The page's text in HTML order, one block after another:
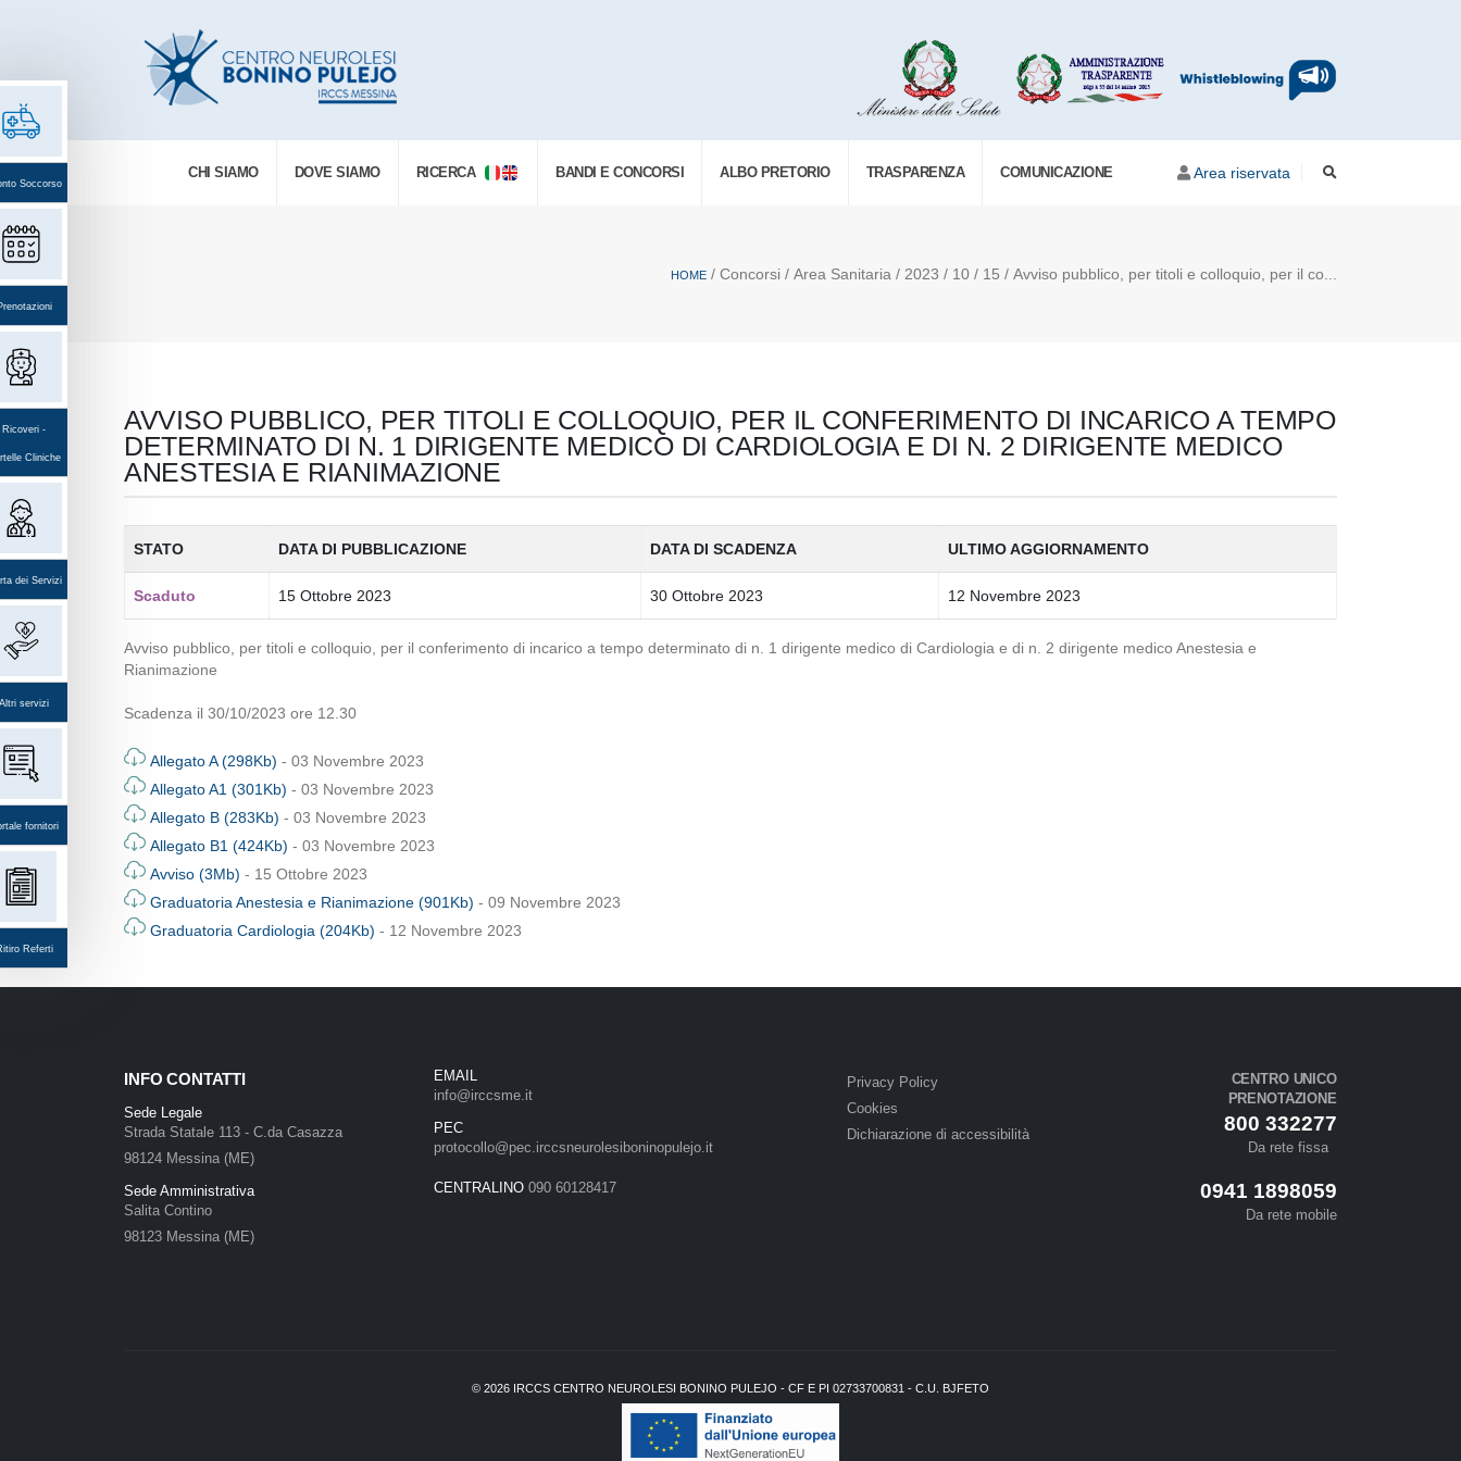
CHI SIAMO DOVE SIAMO RICERCA BANDI E CONCORSI ALBO PRETORIO TRASPARENZA COMUNICAZIONE Area riservata
Soccorso
Ricoveri -
Cliniche
dei Servizi
Altri servizi
fornitori
Referti
HOME / Concorsi / Area Sanitaria / 2023 / 10 / 15 / Avviso pubblico, per titoli e colloquio, per il co...
AVVISO PUBBLICO, PER TITOLI E COLLOQUIO, PER IL CONFERIMENTO DI INCARICO A TEMPO
DETERMINATO DI N. 1 DIRIGENTE MEDICO DI CARDIOLOGIA E DI N. 2 DIRIGENTE MEDICO
ANESTESIA E RIANIMAZIONE
STATO DATA DI PUBBLICAZIONE DATA DI SCADENZA ULTIMO AGGIORNAMENTO
Scaduto 15 Ottobre 2023 30 Ottobre 2023 12 Novembre 2023
Avviso pubblico, per titoli e colloquio, per il conferimento di incarico a tempo determinato di n. 1 dirigente medico di Cardiologia e di n. 2 dirigente medico Anestesia e
Rianimazione
Scadenza il 30/10/2023 ore 12.30
Allegato A (298Kb) - 03 Novembre 2023
Allegato A1 (301Kb) - 03 Novembre 2023
Allegato B (283Kb) - 03 Novembre 2023
Allegato B1 (424Kb) - 03 Novembre 2023
Avviso (3Mb) - 15 Ottobre 2023
Graduatoria Anestesia e Rianimazione (901Kb) - 09 Novembre 2023
Graduatoria Cardiologia (204Kb) - 12 Novembre 2023
INFO CONTATTI
Sede Legale
Strada Statale 113 - C.da Casazza
98124 Messina (ME)
Sede Amministrativa
Salita Contino
98123 Messina (ME)
EMAIL
info@irccsme.it
PEC
protocollo@pec.irccsneurolesiboninopulejo.it
CENTRALINO 090 60128417
Privacy Policy
Cookies
Dichiarazione di accessibilità
CENTRO UNICO
PRENOTAZIONE
800 332277
Da rete fissa
0941 1898059
Da rete mobile
© 2026 IRCCS CENTRO NEUROLESI BONINO PULEJO - CF E PI 02733700831 - C.U. BJFETO